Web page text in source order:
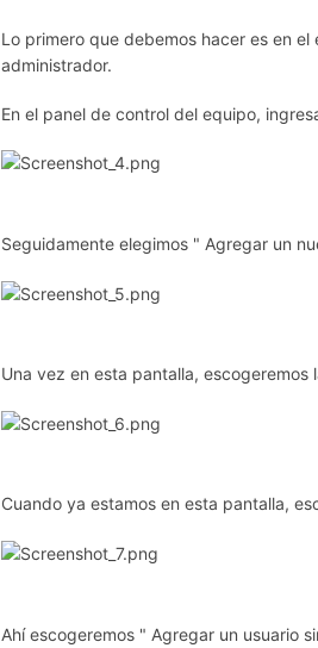
Lo primero que debemos hacer es en
administrador.
En el panel de control del equipo,
Seguidamente elegimos " Agregar un
Una vez en esta pantalla,
Cuando ya estamos en esta pantalla,
Ahí escogeremos " Agregar un usuario